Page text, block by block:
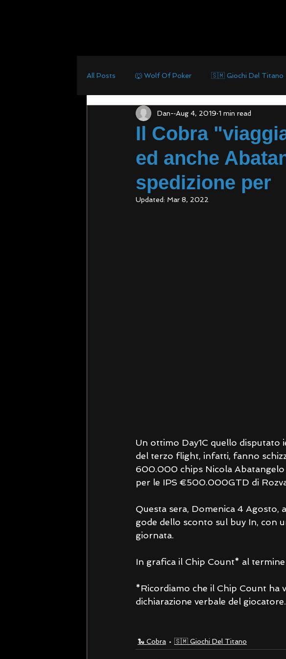
All Posts 🐺 Wolf Of Poker 🇸🇲 Giochi Del Titano
🇮🇹 Mini IPS ⛩ Magnum 🌬 Atena
Il Cobra
ed anche
spedizione per
Dan- Aug 4, 2019 1 min read
Updated: Mar 8, 2022
Un ottimo Day1C quello disputato
del terzo flight, infatti, fanno
600.000 chips Nicola Abatangelo
per le IPS €500.000GTD di
Questa sera, Domenica 4 Agosto,
gode dello sconto sul buy In, con
giornata.
In grafica il Chip Count* al termine
*Ricordiamo che il Chip Count ha
dichiarazione verbale del giocatore.
🐍 Cobra 🇸🇲 Giochi Del Titano